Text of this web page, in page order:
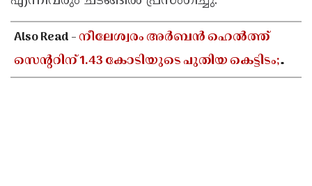
Also Read -നീലേശ്വരം അർബൻ ഹെൽത്ത്
സെൻ്ററിന് 1.43 കോടിയുടെ പുതിയ കെട്ടിടം;